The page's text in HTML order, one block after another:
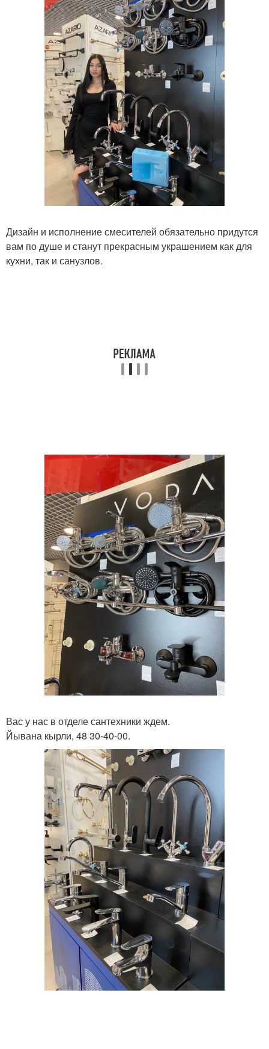
Дизайн и исполнение смесителей обязательно придутся
вам по душе и станут прекрасным украшением как для
кухни, так и санузлов.
Вас у нас в отделе сантехники ждем.
Йывана кырли, 48 30-40-00.